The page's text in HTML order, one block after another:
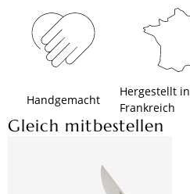
Handgemacht
Hergestellt in
Frankreich
Gleich mitbestellen